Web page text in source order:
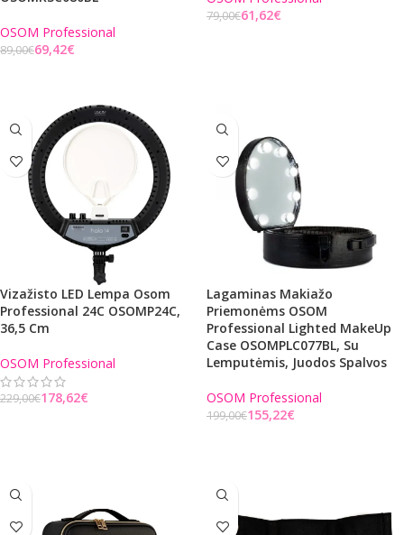
OSOM Professional
89,00€69,42€
79,00€61,62€
Vizažisto LED Lempa Osom
Professional 24C OSOMP24C,
36,5 Cm
OSOM Professional
229,00€178,62€
Lagaminas Makiažo
Priemonėms OSOM
Professional Lighted MakeUp
Case OSOMPLC077BL, Su
Lemputėmis, Juodos Spalvos
OSOM Professional
199,00€155,22€